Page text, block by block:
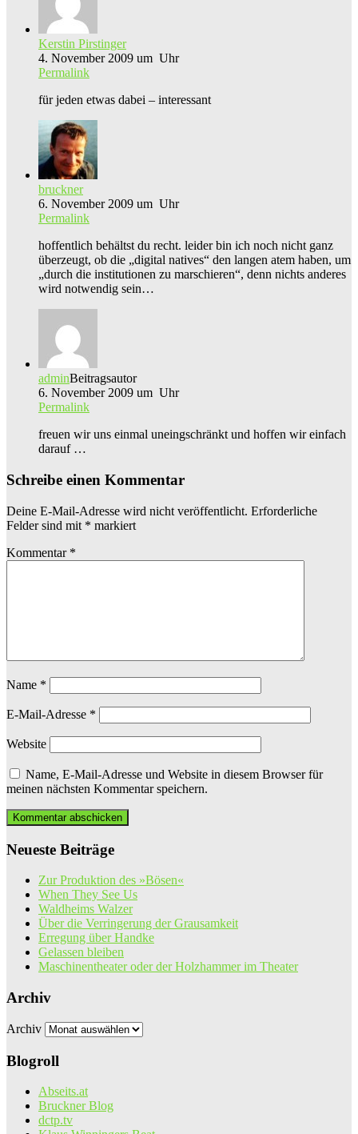
Kerstin Pirstinger
4. November 2009 um Uhr
Permalink
für jeden etwas dabei – interessant
bruckner
6. November 2009 um Uhr
Permalink
hoffentlich behältst du recht. leider bin ich noch nicht ganz
überzeugt, ob die „digital natives“ den langen atem haben, um
„durch die institutionen zu marschieren“, denn nichts anderes
wird notwendig sein…
adminBeitragsautor
6. November 2009 um Uhr
Permalink
freuen wir uns einmal uneingschränkt und hoffen wir einfach
darauf …
Schreibe einen Kommentar
Deine E-Mail-Adresse wird nicht veröffentlicht. Erforderliche
Felder sind mit * markiert
Kommentar *
Name *
E-Mail-Adresse *
Website
Name, E-Mail-Adresse und Website in diesem Browser für
meinen nächsten Kommentar speichern.
Neueste Beiträge
Zur Produktion des »Bösen«
When They See Us
Waldheims Walzer
Über die Verringerung der Grausamkeit
Erregung über Handke
Gelassen bleiben
Maschinentheater oder der Holzhammer im Theater
Archiv
Archiv
Blogroll
Abseits.at
Bruckner Blog
dctp.tv